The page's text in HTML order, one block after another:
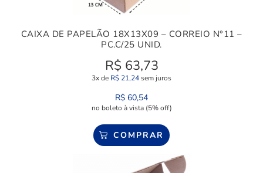
CAIXA DE PAPELÃO 18X13X09 – CORREIO N°11 –
PC.C/25 UNID.
R$ 63,73
3x de R$ 21,24sem juros
R$ 60,54
no boleto à vista (5% off)
COMPRAR